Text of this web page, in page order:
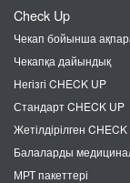
Check Up
Чекап бойынша
Чекапқа дайындық
Негізгі CHECK UP
Стандарт CHECK UP
Жетілдірілген
Балаларды
МРТ пакеттері